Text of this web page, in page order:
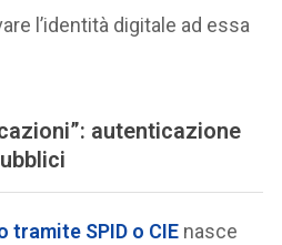
l’identità digitale ad essa
autenticazione
tramite SPID o CIE nasce